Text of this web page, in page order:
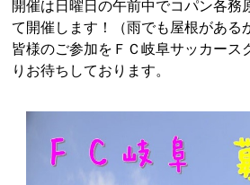
開催は日曜日の午前中でコパン各務
て開催します！（雨でも屋根がある
皆様のご参加をＦＣ岐阜サッカース
りお待ちしております。